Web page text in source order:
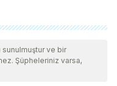
güvenilirliklerini,
için ekibimiz
makalenin bibliyografisi
sunulmuştur ve bir
Şüpheleriniz varsa,